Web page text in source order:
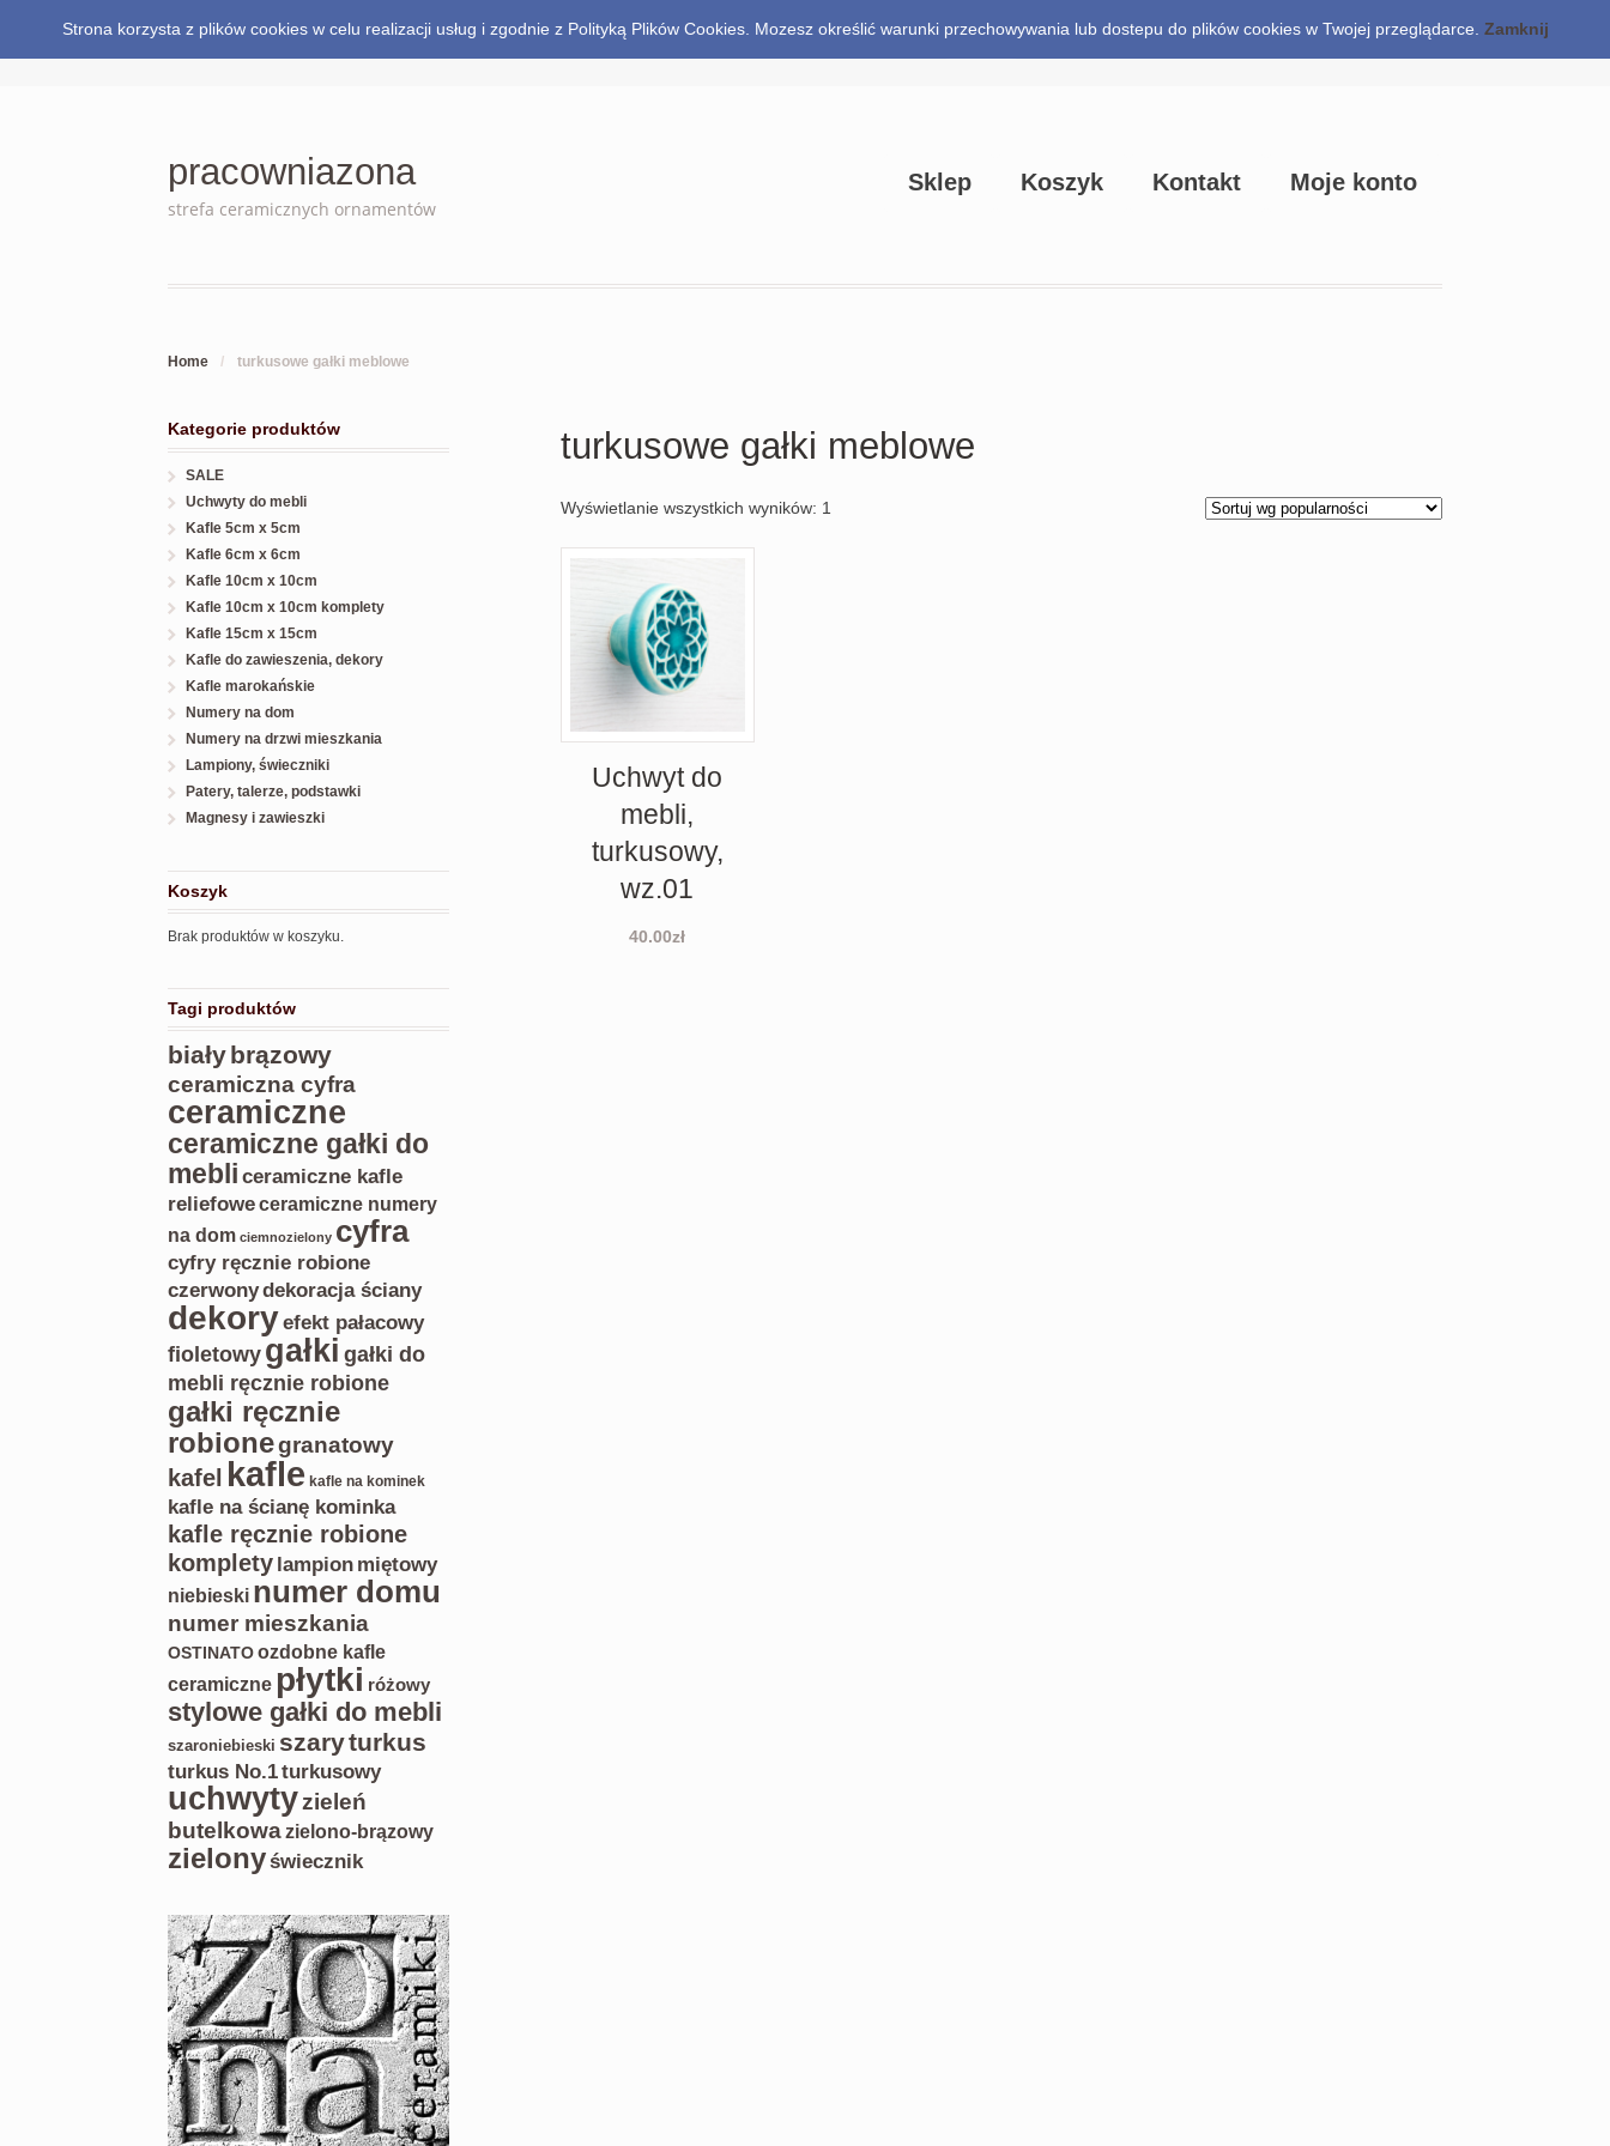
Checkout
pracowniazona
strefa ceramicznych ornamentów
Sklep Koszyk Kontakt Moje konto
Home / turkusowe gałki meblowe
turkusowe gałki meblowe
Wyświetlanie wszystkich wyników: 1
Uchwyt do
mebli,
turkusowy,
wz.01
40.00zł
Kategorie produktów
SALE
Uchwyty do mebli
Kafle 5cm x 5cm
Kafle 6cm x 6cm
Kafle 10cm x 10cm
Kafle 10cm x 10cm komplety
Kafle 15cm x 15cm
Kafle do zawieszenia, dekory
Kafle marokańskie
Numery na dom
Numery na drzwi mieszkania
Lampiony, świeczniki
Patery, talerze, podstawki
Magnesy i zawieszki
Koszyk
Brak produktów w koszyku.
Tagi produktów
białybrązowy
ceramiczna cyfra
ceramiczne
ceramiczne gałki do
mebli ceramiczne kafle
reliefoweceramiczne numery
na dom ciemnozielony cyfra
cyfry ręcznie robione
czerwonydekoracja ściany
dekoryefekt pałacowy
fioletowy gałki gałki do
mebli ręcznie robione
gałki ręcznie
robionegranatowy
kafel kafle kafle na kominek
kafle na ścianę kominka
kafle ręcznie robione
komplety lampion miętowy
niebieski numer domu
numer mieszkania
OSTINATOozdobne kafle
ceramiczne płytki różowy
stylowe gałki do mebli
szaroniebieski szaryturkus
turkus No.1turkusowy
uchwytyzieleń
butelkowazielono-brązowy
zielonyświecznik
Strona korzysta z plików cookies w celu realizacji usług i zgodnie z Polityką Plików Cookies. Mozesz określić warunki przechowywania lub dostepu do plików cookies w Twojej przeglądarce. Zamknij